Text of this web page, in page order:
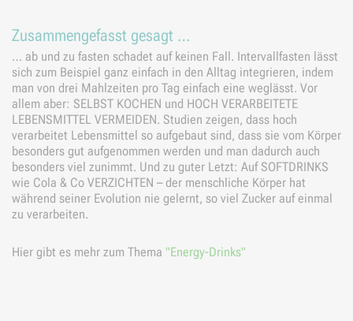
Zusammengefasst gesagt …
… ab und zu fasten schadet auf keinen Fall. Intervallfasten lässt
sich zum Beispiel ganz einfach in den Alltag integrieren, indem
man von drei Mahlzeiten pro Tag einfach eine weglässt. Vor
allem aber: SELBST KOCHEN und HOCH VERARBEITETE
LEBENSMITTEL VERMEIDEN. Studien zeigen, dass hoch
verarbeitet Lebensmittel so aufgebaut sind, dass sie vom Körper
besonders gut aufgenommen werden und man dadurch auch
besonders viel zunimmt. Und zu guter Letzt: Auf SOFTDRINKS
wie Cola & Co VERZICHTEN – der menschliche Körper hat
während seiner Evolution nie gelernt, so viel Zucker auf einmal
zu verarbeiten.
Hier gibt es mehr zum Thema "Energy-Drinks"